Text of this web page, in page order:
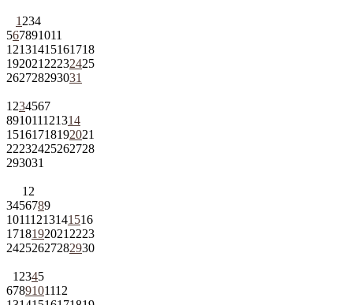
1 234
567891011
12131415161718
192021 22232425
262728293031
1 234567
891011121314
15161718192021
22232425262728
293031
1 2
3456789
10111213141516
1718192021 2223
24252627282930
1 2345
6789101112